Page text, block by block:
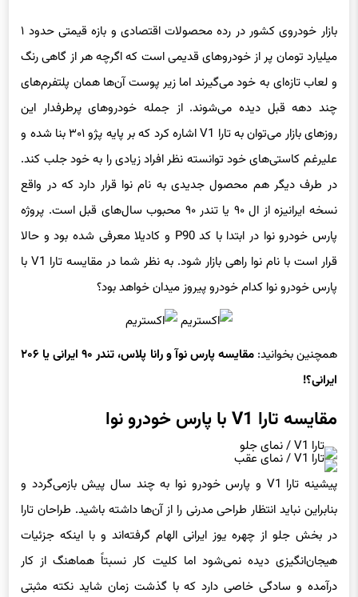
بازار خودروی کشور در رده محصولات اقتصادی و بازه قیمتی حدود ۱
میلیارد تومان پر از خودروهای قدیمی است که اگرچه هر از گاهی رنگ
و لعاب تازه‌ای به خود می‌گیرند اما زیر پوست آن‌ها همان پلتفرم‌های
چند دهه قبل دیده می‌شوند. از جمله خودروهای پرطرفدار این
روزهای بازار می‌توان به تارا V1 اشاره کرد که بر پایه پژو ۳۰۱ بنا شده و
علیرغم کاستی‌های خود توانسته نظر افراد زیادی را به خود جلب کند.
در طرف دیگر هم محصول جدیدی به نام نوا قرار دارد که در واقع
نسخه ایرانیزه از ال ۹۰ یا تندر ۹۰ محبوب سال‌های قبل است. پروژه
پارس خودرو نوا در ابتدا با کد P90 و کادیلا معرفی شده بود و حالا
قرار است با نام نوا راهی بازار شود. به نظر شما در مقایسه تارا V1 با
پارس خودرو نوا کدام خودرو پیروز میدان خواهد بود؟
همچنین بخوانید:
مقایسه پارس نوآ و رانا پلاس، تندر ۹۰ ایرانی یا ۲۰۶
ایرانی؟!
مقایسه تارا V1 با پارس خودرو نوا
پیشینه تارا V1 و پارس خودرو نوا به چند سال پیش بازمی‌گردد و
بنابراین نباید انتظار طراحی مدرنی را از آن‌ها داشته باشید. طراحان تارا
در بخش جلو از چهره یوز ایرانی الهام گرفته‌اند و با اینکه جزئیات
هیجان‌انگیزی دیده نمی‌شود اما کلیت کار نسبتاً هماهنگ از کار
درآمده و سادگی خاصی دارد که با گذشت زمان شاید نکته مثبتی